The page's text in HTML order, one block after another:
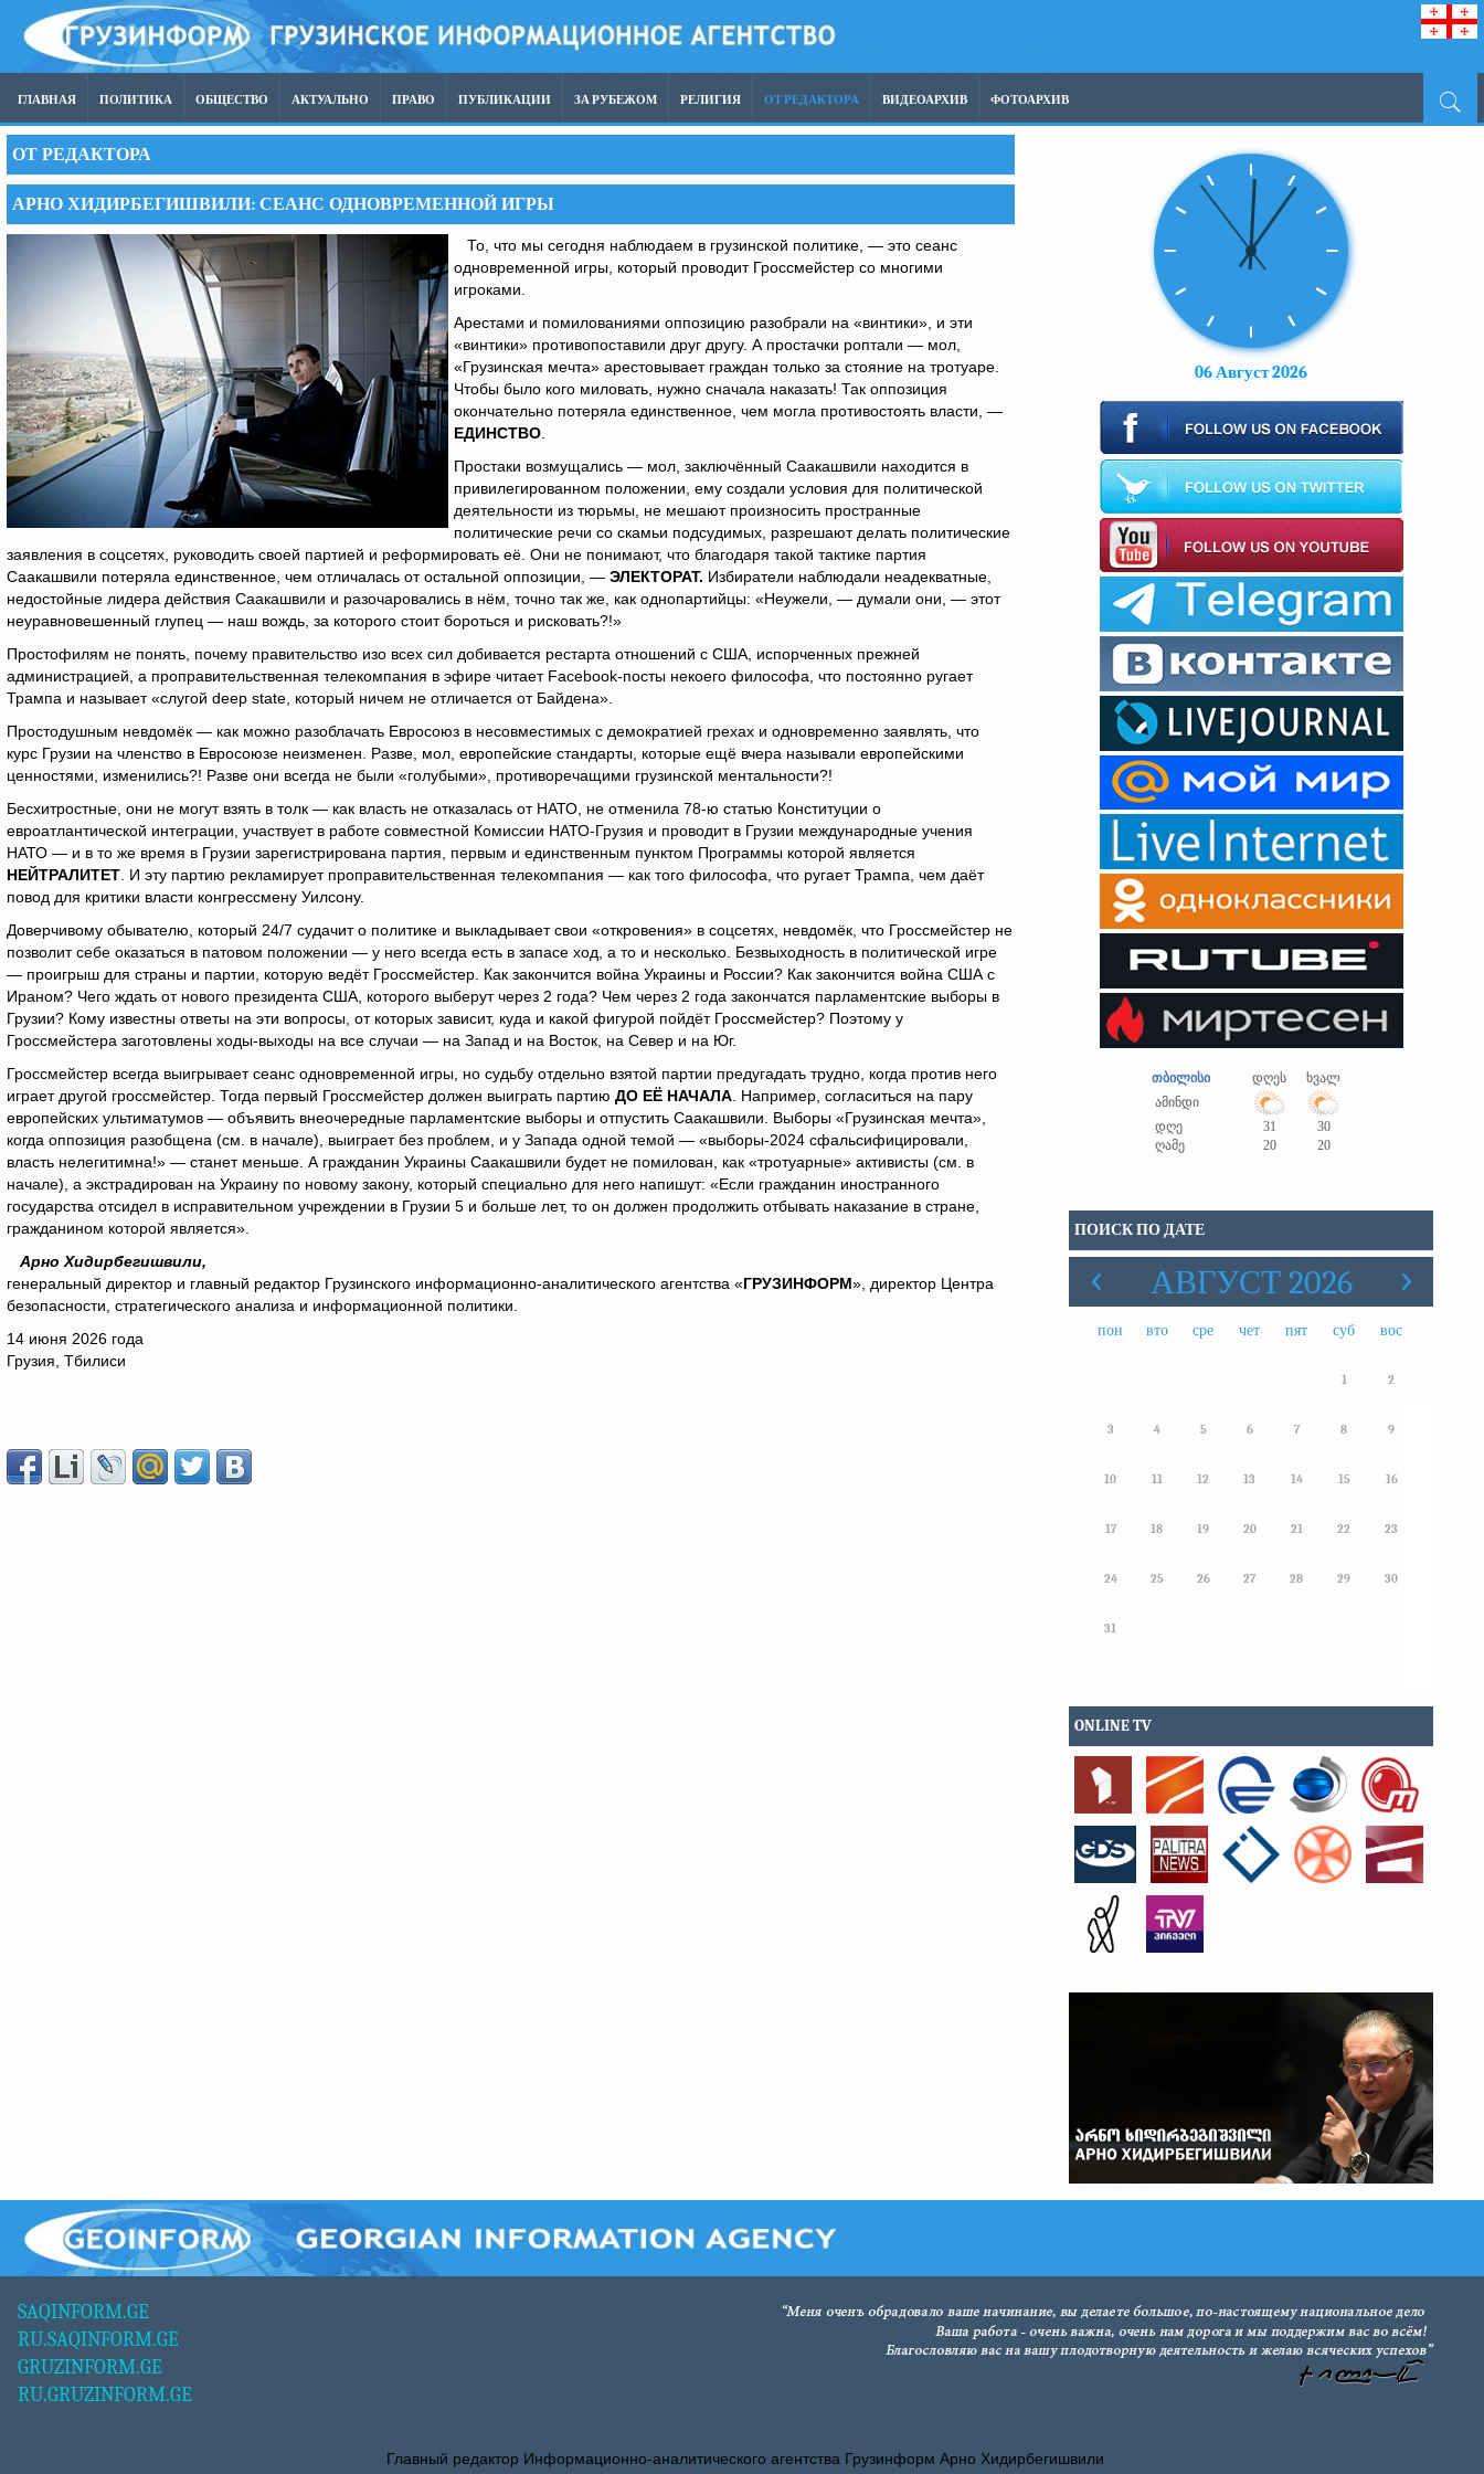
ГЛАВНАЯ ПОЛИТИКА ОБЩЕСТВО АКТУАЛЬНО ПРАВО ПУБЛИКАЦИИ ЗА РУБЕЖОМ РЕЛИГИЯ ОТ РЕДАКТОРА ВИДЕОАРХИВ ФОТОАРХИВ
ОТ РЕДАКТОРА
АРНО ХИДИРБЕГИШВИЛИ: СЕАНС ОДНОВРЕМЕННОЙ ИГРЫ
То, что мы сегодня наблюдаем в грузинской политике, — это сеанс
одновременной игры, который проводит Гроссмейстер со многими
игроками.
Арестами и помилованиями оппозицию разобрали на «винтики», и эти
«винтики» противопоставили друг другу. А простачки роптали — мол,
«Грузинская мечта» арестовывает граждан только за стояние на тротуаре.
Чтобы было кого миловать, нужно сначала наказать! Так оппозиция
окончательно потеряла единственное, чем могла противостоять власти, —
ЕДИНСТВО
Простаки возмущались — мол, заключённый Саакашвили находится в
привилегированном положении, ему создали условия для политической
деятельности из тюрьмы, не мешают произносить пространные
политические речи со скамьи подсудимых, разрешают делать политические
заявления в соцсетях, руководить своей партией и реформировать её. Они не понимают, что благодаря такой тактике партия
Саакашвили потеряла единственное, чем отличалась от остальной оппозиции, — ЭЛЕКТОРАТ. Избиратели наблюдали неадекватные,
недостойные лидера действия Саакашвили и разочаровались в нём, точно так же, как однопартийцы: «Неужели, — думали они, — этот
неуравновешенный глупец — наш вождь, за которого стоит бороться и рисковать?!»
Простофилям не понять, почему правительство изо всех сил добивается рестарта отношений с США, испорченных прежней
администрацией, а проправительственная телекомпания в эфире читает Facebook-посты некоего философа, что постоянно ругает
Трампа и называет «слугой deep state, который ничем не отличается от Байдена».
Простодушным невдомёк — как можно разоблачать Евросоюз в несовместимых с демократией грехах и одновременно заявлять, что
курс Грузии на членство в Евросоюзе неизменен. Разве, мол, европейские стандарты, которые ещё вчера называли европейскими
ценностями, изменились?! Разве они всегда не были «голубыми», противоречащими грузинской ментальности?!
Бесхитростные, они не могут взять в толк — как власть не отказалась от НАТО, не отменила 78-ю статью Конституции о
евроатлантической интеграции, участвует в работе совместной Комиссии НАТО-Грузия и проводит в Грузии международные учения
НАТО — и в то же время в Грузии зарегистрирована партия, первым и единственным пунктом Программы которой является
НЕЙТРАЛИТЕТ . И эту партию рекламирует проправительственная телекомпания — как того философа, что ругает Трампа, чем даёт
повод для критики власти конгрессмену Уилсону.
Доверчивому обывателю, который 24/7 судачит о политике и выкладывает свои «откровения» в соцсетях, невдомёк, что Гроссмейстер не
позволит себе оказаться в патовом положении — у него всегда есть в запасе ход, а то и несколько. Безвыходность в политической игре
— проигрыш для страны и партии, которую ведёт Гроссмейстер. Как закончится война Украины и России? Как закончится война США с
Ираном? Чего ждать от нового президента США, которого выберут через 2 года? Чем через 2 года закончатся парламентские выборы в
Грузии? Кому известны ответы на эти вопросы, от которых зависит, куда и какой фигурой пойдёт Гроссмейстер? Поэтому у
Гроссмейстера заготовлены ходы-выходы на все случаи — на Запад и на Восток, на Север и на Юг.
Гроссмейстер всегда выигрывает сеанс одновременной игры, но судьбу отдельно взятой партии предугадать трудно, когда против него
играет другой гроссмейстер. Тогда первый Гроссмейстер должен выиграть партию ДО ЕЁ НАЧАЛА . Например, согласиться на пару
европейских ультиматумов — объявить внеочередные парламентские выборы и отпустить Саакашвили. Выборы «Грузинская мечта»,
когда оппозиция разобщена (см. в начале), выиграет без проблем, и у Запада одной темой — «выборы-2024 сфальсифицировали,
власть нелегитимна!» — станет меньше. А гражданин Украины Саакашвили будет не помилован, как «тротуарные» активисты (см. в
начале), а экстрадирован на Украину по новому закону, который специально для него напишут: «Если гражданин иностранного
государства отсидел в исправительном учреждении в Грузии 5 и больше лет, то он должен продолжить отбывать наказание в стране,
гражданином которой является».
Арно Хидирбегишвили,
генеральный директор и главный редактор Грузинского информационно-аналитического агентства «ГРУЗИНФОРМ», директор Центра
безопасности, стратегического анализа и информационной политики.
14 июня 2026 года
Грузия, Тбилиси
06 Август 2026
თბილისი დღეს
ხვალ
ამინდი
დღე
31
30
ღამე
20 20
ПОИСК ПО ДАТЕ
АВГУСТ 2026
пон вто сре чет пят суб вос
1 2
3 4 5 6 7 8 9
10 11 12 13 14 15 16
17 18 19 20 21 22 23
24 25 26 27 28 29 30
31
ONLINE TV
SAQINFORM.GE
RU.SAQINFORM.GE
GRUZINFORM.GE
RU.GRUZINFORM.GE
Главный редактор Информационно-аналитического агентства Грузинформ Арно Хидирбегишвили